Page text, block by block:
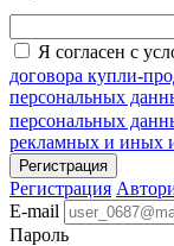
Я согласен с
договора
персональных
персональных
рекламных и иных
Регистрация
Регистрация
E-mail
Пароль